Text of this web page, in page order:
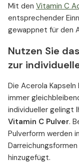
Mit den Vitamin C
entsprechender
gewappnet für den
Nutzen Sie
zur
Die Acerola
immer
individueller gelingt
Vitamin C Pulver.
Pulverform werden
Darreichungsformen
hinzugefügt.